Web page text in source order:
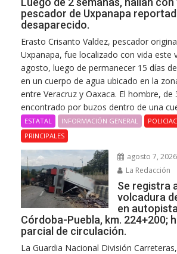
pescador de Uxpanapa
desaparecido.
Erasto Crisanto Valdez, pescador
Uxpanapa, fue localizado con vida este
agosto, luego de permanecer 15 días
en un cuerpo de agua ubicado en la
entre Veracruz y Oaxaca. El hombre, de
encontrado por buzos dentro de una
ESTATAL INFORMACIÓN GENERAL
PRINCIPALES
agosto 7, 2026
La Redacción
Se registra
volcadura
en autopista
Córdoba-Puebla, km. 224+200;
parcial de circulación.
La Guardia Nacional División